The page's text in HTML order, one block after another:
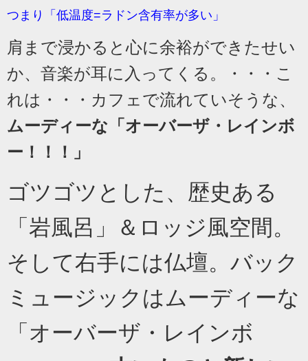
つまり「低温度=ラドン含有率が多い」
肩まで浸かると心に余裕ができたせい
か、音楽が耳に入ってくる。・・・こ
れは・・・カフェで流れていそうな、
ムーディーな「オーバーザ・レインボ
ー！！！」
ゴツゴツとした、歴史ある
「岩風呂」＆ロッジ風空間。
そして右手には仏壇。バック
ミュージックはムーディーな
「オーバーザ・レインボ